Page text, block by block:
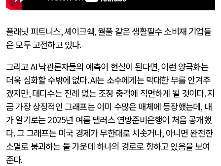
플래닛 피트니스,셰이크쉑,월풀 같은 생활필수 소비재 기업들
은 모두 고전하고 있다.
그리고AI낙관론자들의 예측이 현실이 된다면,이런 양극화는
더욱 심화할 수밖에 없다. AI는 소수에게는 막대한 부를 안겨주
겠지만,대다수는 전례 없는 조정 충격에 직면하게 될 것이다.지
금 가장 상징적인 그래프는 이미 수많은 매체에 등장했는데, 내
가 알기로는2025년 여름 댈러스 연방준비은행이 처음 공개했
다.그 그래프는 미국 경제가 무한대로 치솟거나, 아니면 완전한
소멸로 붕괴하는 둘 가운데 하나의 경로로 향하고 있음을 보여
준다.